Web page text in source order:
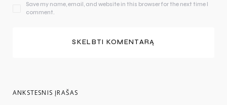
Save my name, email, and website in this browser for the next time I
comment.
ANKSTESNIS ĮRAŠAS